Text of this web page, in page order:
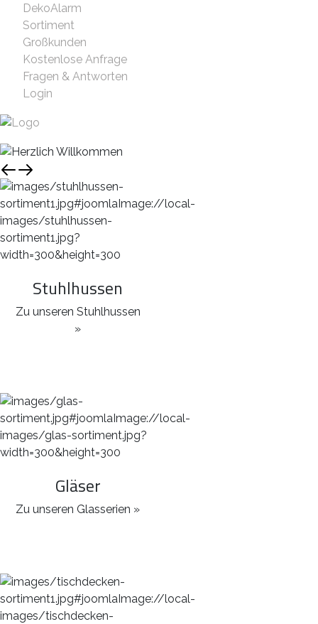
DekoAlarm
Sortiment
Großkunden
Kostenlose Anfrage
Fragen & Antworten
Login
Stuhlhussen
Zu unseren Stuhlhussen
»
Gläser
Zu unseren Glasserien »